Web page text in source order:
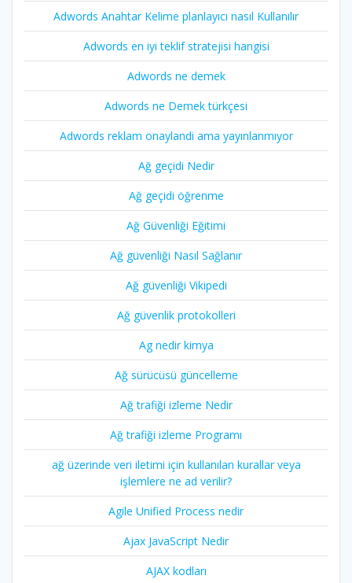
Adwords Anahtar Kelime planlayıcı nasıl Kullanılır
Adwords en iyi teklif stratejisi hangisi
Adwords ne demek
Adwords ne Demek türkçesi
Adwords reklam onaylandi ama yayınlanmıyor
Ağ geçidi Nedir
Ağ geçidi öğrenme
Ağ Güvenliği Eğitimi
Ağ güvenliği Nasıl Sağlanır
Ağ güvenliği Vikipedi
Ağ güvenlik protokolleri
Ag nedir kimya
Ağ sürücüsü güncelleme
Ağ trafiği izleme Nedir
Ağ trafiği izleme Programı
ağ üzerinde veri iletimi için kullanılan kurallar veya
işlemlere ne ad verilir?
Agile Unified Process nedir
Ajax JavaScript Nedir
AJAX kodları